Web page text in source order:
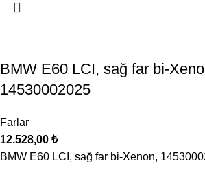
BMW E60 LCI, sağ far bi-
14530002025
Farlar
12.528,00 ₺
BMW E60 LCI, sağ far bi-Xenon,